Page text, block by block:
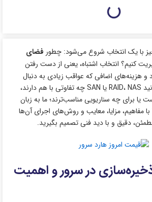
با یک انتخاب شروع می‌شود: چطور فضای
کنیم؟ انتخاب اشتباه، یعنی از دست رفتن
و هزینه‌های اضافی که عواقب زیادی به دنبال
دارد. اگر می‌خواهید بدانید RAID، NAS یا SAN چه تفاوتی با هم دارند،
یا برای چه سناریویی مناسب‌ترند؛ ما به ‌زبان
با مفاهیم، مزایا، معایب و روش‌های اجرای آن‌ها
دقیق و با دید فنی تصمیم بگیرید.
در سرور و اهمیت